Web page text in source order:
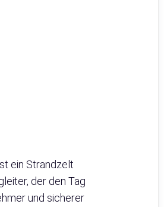
ein Strandzelt
der den Tag
und sicherer